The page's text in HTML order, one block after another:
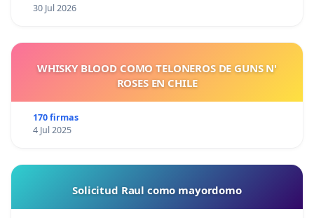
30 Jul 2026
WHISKY BLOOD COMO TELONEROS DE GUNS N'
ROSES EN CHILE
170 firmas
4 Jul 2025
Solicitud Raul como mayordomo